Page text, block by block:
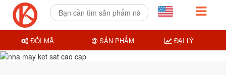
ĐỔI MÃ SẢN PHẨM ĐẠI LÝ